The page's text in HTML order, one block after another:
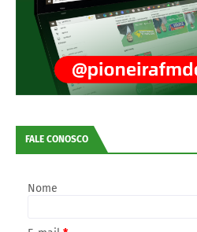
FALE CONOSCO
Nome